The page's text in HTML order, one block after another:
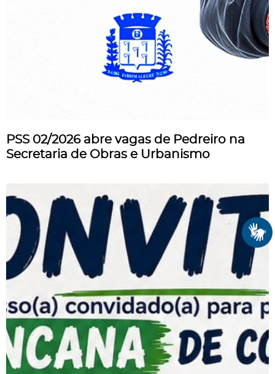
PSS 02/2026 abre vagas de Pedreiro na
Secretaria de Obras e Urbanismo